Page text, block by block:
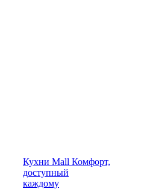
Кухни Mall Комфорт,
доступный
каждому